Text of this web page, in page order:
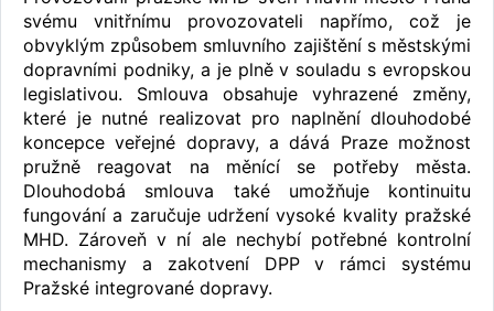
svému vnitřnímu provozovateli napřímo, což je
obvyklým způsobem smluvního zajištění s městskými
dopravními podniky, a je plně v souladu s evropskou
legislativou. Smlouva obsahuje vyhrazené změny,
které je nutné realizovat pro naplnění dlouhodobé
koncepce veřejné dopravy, a dává Praze možnost
pružně reagovat na měnící se potřeby města.
Dlouhodobá smlouva také umožňuje kontinuitu
fungování a zaručuje udržení vysoké kvality pražské
MHD. Zároveň v ní ale nechybí potřebné kontrolní
mechanismy a zakotvení DPP v rámci systému
Pražské integrované dopravy.